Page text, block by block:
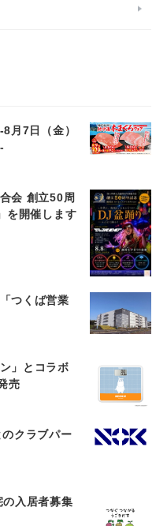
月7日（金）
会 創立50周
を開催します
つくば営業
」とコラボ
売
クラブパー
入居者募集